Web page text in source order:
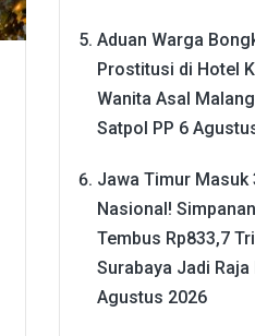
Aduan Warga
Prostitusi di Hotel
Wanita Asal
Satpol PP 6
Jawa Timur Masuk
Nasional!
Tembus Rp833,7
Surabaya Jadi Raja
Agustus 2026